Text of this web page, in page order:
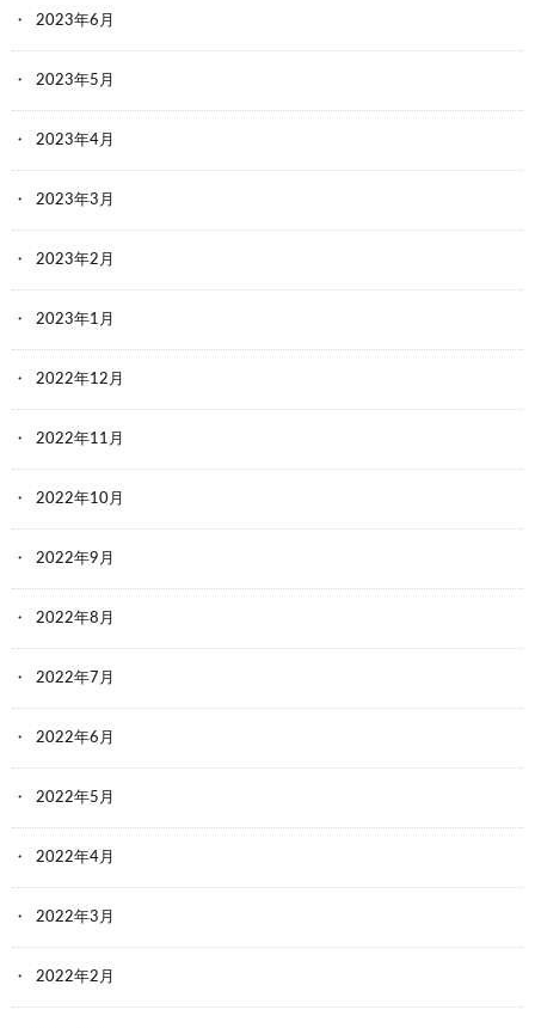
2023年6月
2023年5月
2023年4月
2023年3月
2023年2月
2023年1月
2022年12月
2022年11月
2022年10月
2022年9月
2022年8月
2022年7月
2022年6月
2022年5月
2022年4月
2022年3月
2022年2月